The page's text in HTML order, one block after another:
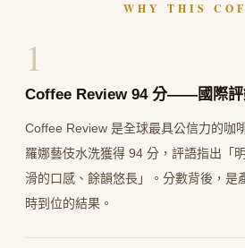
WHY THIS
1
Coffee Review 94 分——國際評
Coffee Review 是全球最具公信力的咖
羅娜藝伎水洗獲得 94 分，評語指出「
滑的口感、餘韻悠長」。分數背後，是
時到位的結果。